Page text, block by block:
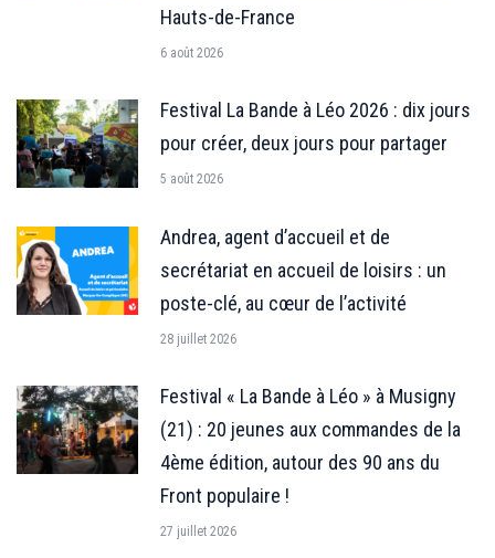
Hauts-de-France
6 août 2026
Festival La Bande à Léo 2026 : dix jours
pour créer, deux jours pour partager
5 août 2026
Andrea, agent d’accueil et de
secrétariat en accueil de loisirs : un
poste-clé, au cœur de l’activité
28 juillet 2026
Festival « La Bande à Léo » à Musigny
(21) : 20 jeunes aux commandes de la
4ème édition, autour des 90 ans du
Front populaire !
27 juillet 2026